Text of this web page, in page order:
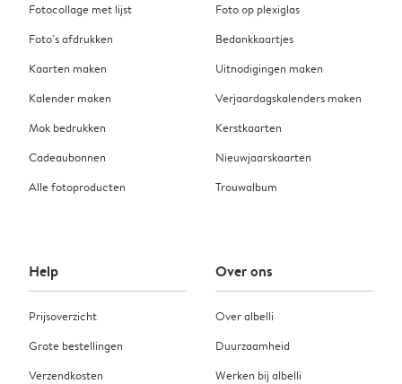
Fotocollage met lijst
Foto’s afdrukken
Kaarten maken
Kalender maken
Mok bedrukken
Cadeaubonnen
Alle fotoproducten
Foto op plexiglas
Bedankkaartjes
Uitnodigingen maken
Verjaardagskalenders maken
Kerstkaarten
Nieuwjaarskaarten
Trouwalbum
Help
Prijsoverzicht
Grote bestellingen
Verzendkosten
Over ons
Over albelli
Duurzaamheid
Werken bij albelli